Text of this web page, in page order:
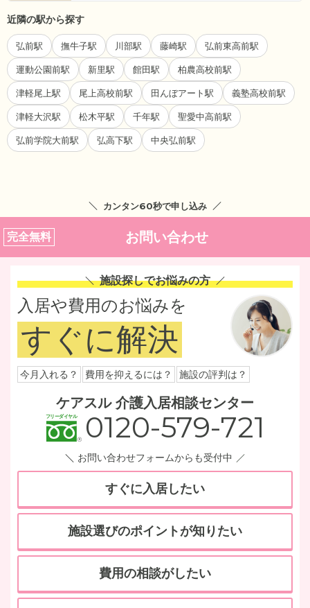
近隣の駅から探す
弘前駅 撫牛子駅 川部駅 藤崎駅 弘前東高前駅
運動公園前駅 新里駅 館田駅 柏農高校前駅
津軽尾上駅 尾上高校前駅 田んぼアート駅 義塾高校前駅
津軽大沢駅 松木平駅 千年駅 聖愛中高前駅
弘前学院大前駅 弘高下駅 中央弘前駅
カンタン60秒で申し込み
完全無料 お問い合わせ
施設探しでお悩みの方
入居や費用のお悩みを
すぐに解決
今月入れる？ 費用を抑えるには？ 施設の評判は？
ケアスル 介護入居相談センター
0120-579-721
お問い合わせフォームからも受付中
すぐに入居したい
施設選びのポイントが知りたい
費用の相談がしたい